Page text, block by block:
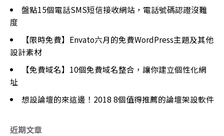
盤點15個電話SMS短信接收網站，電話號碼認證沒難
度
【限時免費】Envato六月的免費WordPress主題及其他
設計素材
【免費域名】10個免費域名整合，讓你建立個性化網
址
想設論壇的來這邊！2018 8個值得推薦的論壇架設軟件
近期文章